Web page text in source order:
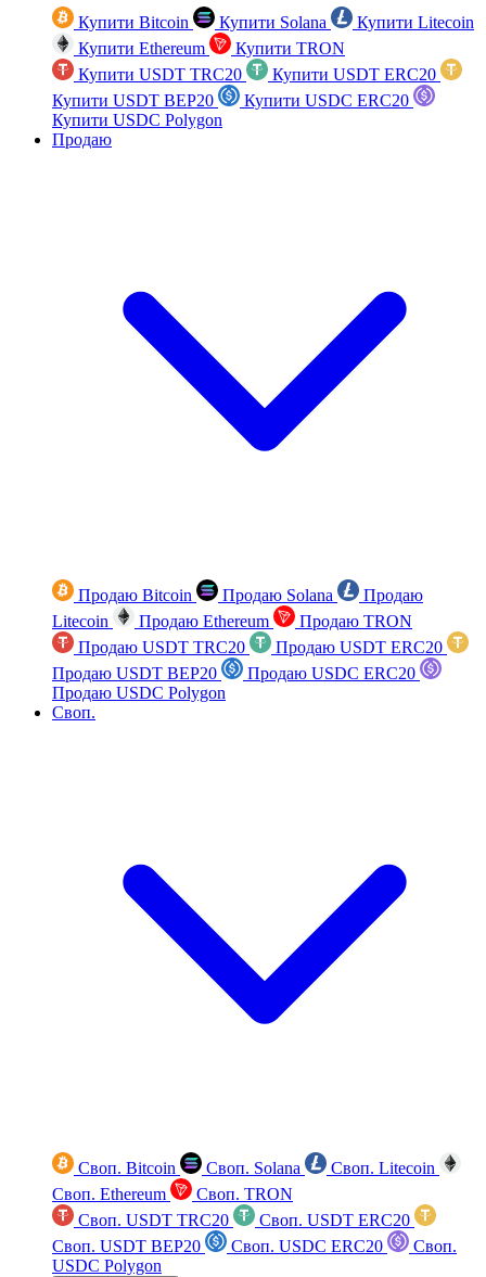
Купити Bitcoin Купити Solana
Купити Litecoin
Купити Ethereum
Купити TRON
Купити USDT TRC20
Купити USDT ERC20
Купити USDT BEP20
Купити USDC ERC20
Купити USDC Polygon
Продаю
Продаю Bitcoin Продаю Solana
Продаю
Litecoin
Продаю Ethereum
Продаю TRON
Продаю USDT TRC20
Продаю USDT ERC20
Продаю USDT BEP20
Продаю USDC ERC20
Продаю USDC Polygon
Своп.
Своп. Bitcoin Своп. Solana
Своп. Litecoin
Своп. Ethereum
Своп. TRON
Своп. USDT TRC20
Своп. USDT ERC20
Своп. USDT BEP20
Своп. USDC ERC20
Своп.
USDC Polygon